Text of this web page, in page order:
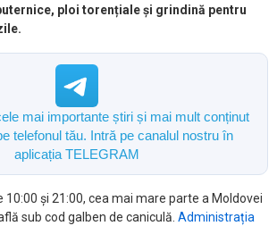
ploi torențiale și grindină pentru
mai importante știri și mai mult conținut
telefonul tău. Intră pe canalul nostru în
aplicația TELEGRAM
10:00 și 21:00, cea mai mare parte a Moldovei
sub cod galben de caniculă. Administrația